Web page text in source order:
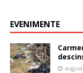
EVENIMENTE